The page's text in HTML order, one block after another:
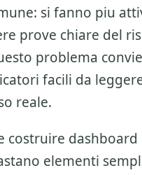
si fanno piu
prove chiare del
problema
facili da
reale.
costruire dashboard
elementi